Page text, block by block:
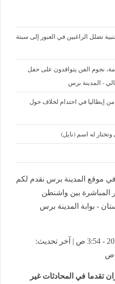
تضلل الراغبين في العبور إلى سبتة
نجوم الفن يتوافدون على حفل
- المدينة برس
إيطاليا في احتدام لخلاف حول
له اسم (نايل)
في موقع المدينة برس نقدم لكم
المباشرة بين واشنطن
- بوابة المدينة برس
نشر في: الخميس 2 يوليه 2026 - 3:54 ص | آخر تحديث:
تقدما في المحادثات غير